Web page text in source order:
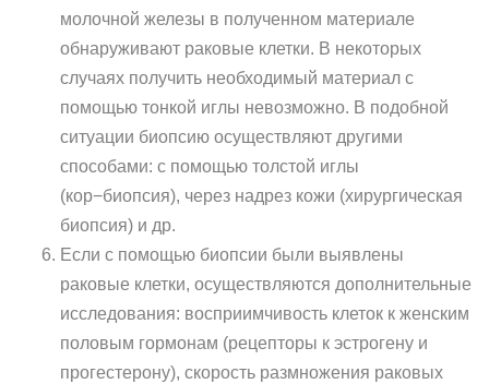
молочной железы в полученном материале
обнаруживают раковые клетки. В некоторых
случаях получить необходимый материал с
помощью тонкой иглы невозможно. В подобной
ситуации биопсию осуществляют другими
способами: с помощью толстой иглы
(кор−биопсия), через надрез кожи (хирургическая
биопсия) и др.
Если с помощью биопсии были выявлены
раковые клетки, осуществляются дополнительные
исследования: восприимчивость клеток к женским
половым гормонам (рецепторы к эстрогену и
прогестерону), скорость размножения раковых